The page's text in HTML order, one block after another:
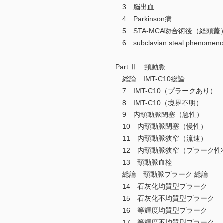
3 脳出血
4 Parkinson病
5 STA-MCA吻合術後（経頭蓋）
6 subclavian steal
Part.Ⅱ 頸動脈
総論 IMT-C10総論
7 IMT-C10（プラークあり）
8 IMT-C10（境界不明）
9 内頸動脈閉塞（急性）
10 内頸動脈閉塞（慢性）
11 内頸動脈狭窄（流速）
12 内頸動脈狭窄（プラーク性
13 頸動脈血栓
総論 頸動脈プラーク 総論
14 石灰化均質型プラーク
15 石灰化不均質型プラーク
16 等輝度均質型プラーク